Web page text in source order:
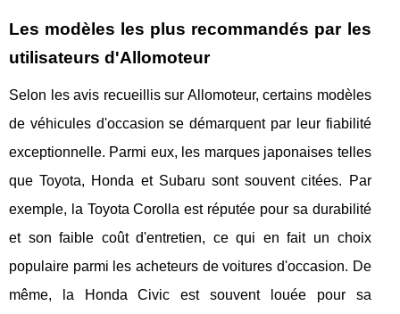
Les modèles les plus recommandés par les
utilisateurs d'Allomoteur
Selon les avis recueillis sur Allomoteur, certains modèles
de véhicules d'occasion se démarquent par leur fiabilité
exceptionnelle. Parmi eux, les marques japonaises telles
que Toyota, Honda et Subaru sont souvent citées. Par
exemple, la Toyota Corolla est réputée pour sa durabilité
et son faible coût d'entretien, ce qui en fait un choix
populaire parmi les acheteurs de voitures d'occasion. De
même, la Honda Civic est souvent louée pour sa